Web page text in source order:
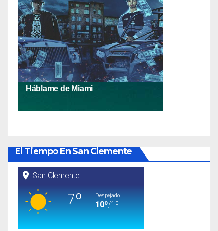
El Tiempo En San Clemente